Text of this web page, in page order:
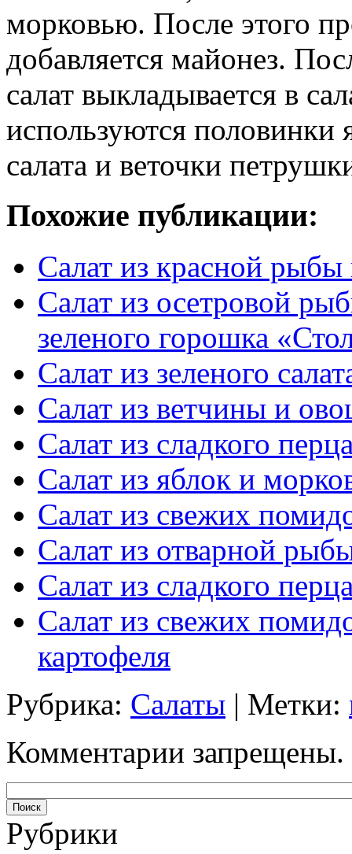
морковью. После этого
добавляется майонез.
салат выкладывается в
используются половинки
салата и веточки
Похожие публикации:
Салат из красной
Салат из осетровой
зеленого горошка
Салат из зеленого
Салат из ветчины и
Салат из сладкого
Салат из яблок и
Салат из свежих
Салат из отварной
Салат из сладкого
Салат из свежих
картофеля
Рубрика: Салаты | Метки:
Комментарии запрещены.
Рубрики